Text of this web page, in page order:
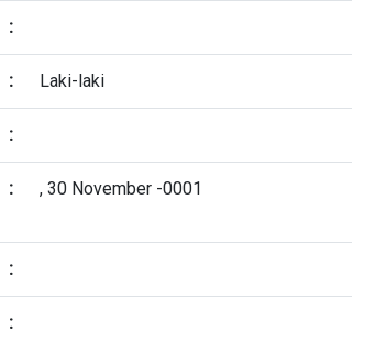
:
: Laki-laki
:
: , 30 November -0001
:
: